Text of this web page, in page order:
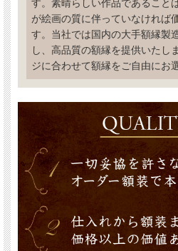
す。素晴らしい作品であること
が絵画の質に伴っていなければ
す。当社では国内の大手額縁製
し、高品質の額縁を提供いたし
ジに合わせて額縁をご自由にお